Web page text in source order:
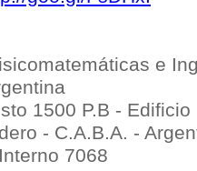
e
1500 P.B -
- C.A.B.A. -
7068